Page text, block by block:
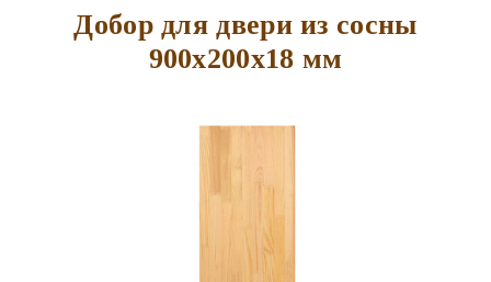
Добор для двери из сосны
900х200х18 мм